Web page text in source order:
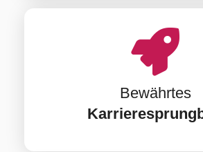
Bewährtes